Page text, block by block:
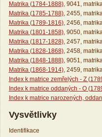
Matrika (1784-1888), 9041,
Matrika (1785-1788), 2455,
Matrika (1789-1816), 2456,
Matrika (1801-1858), 9050,
Matrika (1817-1828), 2457,
Matrika (1828-1868), 2458,
Matrika (1848-1888), 9051,
Matrika (1868-1914), 2459,
Index k matrice zemřelých - Z
Index k matrice oddaných - O
Index k matrice narozených,
Vysvětlivky
Identifikace